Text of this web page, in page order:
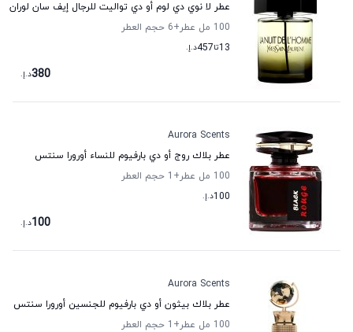
عطر لا نوي دي لوم أو دي تواليت للرجال إيف سان لوران
100 مل عطر
+6
حجم العطر
13تا457د.إ.
380د.إ.
Aurora Scents
عطر بلاك روج أو دي بارفيوم للنساء أورورا سنتس
100 مل عطر
+1
حجم العطر
100د.إ.
100د.إ.
Aurora Scents
عطر بلاك بيثون أو دي بارفيوم للجنسين أورورا سنتس
100 مل عطر
+1
حجم العطر